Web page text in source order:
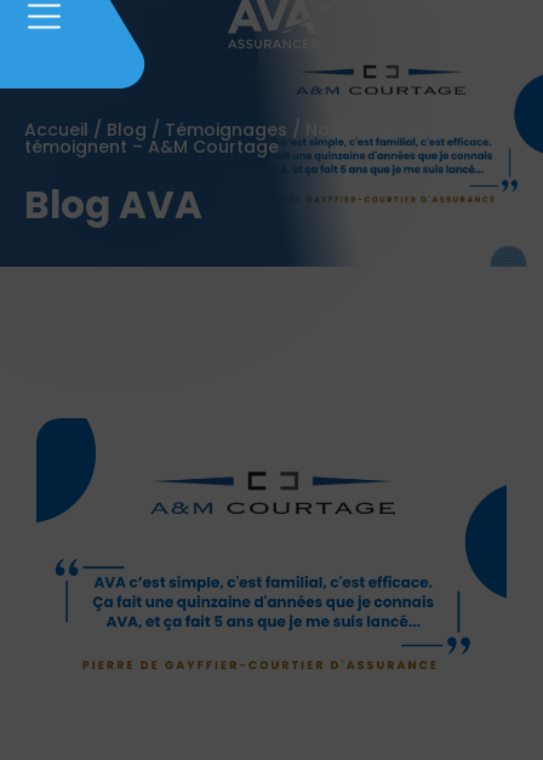
Accueil / Blog / Témoignages / Nos partenaires
témoignent – A&M Courtage
Blog AVA